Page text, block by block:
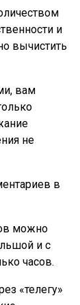
и
вычистить
вам
не
в
можно
и с
часов.
«телегу»